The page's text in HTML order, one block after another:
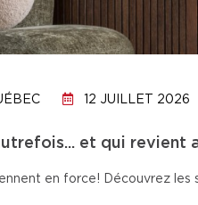
12 JUILLET 2026
et qui revient
en force! Découvrez les